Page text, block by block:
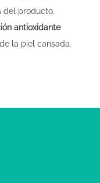
del producto.
antioxidante
la piel cansada.